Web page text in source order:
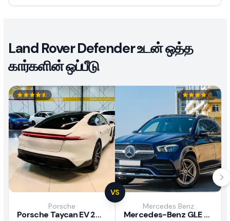
Land Rover Defender உடன் ஒத்த
கார்களின் ஒப்பீடு
VS
Porsche
Porsche Taycan EV 2024 விமர்சனம்
Mercedes Benz
Mercedes-Benz GLE 300d 2019 விமர்சனம்